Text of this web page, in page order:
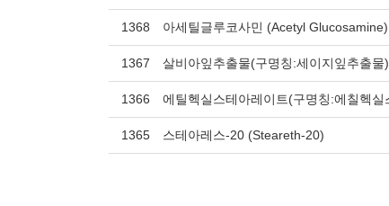
1368 아세틸글루코사민 (Acetyl Glucosamine)
1367 살비아잎추출물(구명칭:세이지잎추출
1366 에틸헥실스테아레이트(구명칭:에칠헥
1365 스테아레스-20 (Steareth-20)